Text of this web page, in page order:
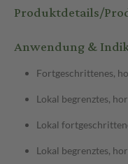
Produktdetails/
Anwendung &
Fortgeschrittenes,
Lokal begrenztes,
Lokal
Lokal begrenztes,